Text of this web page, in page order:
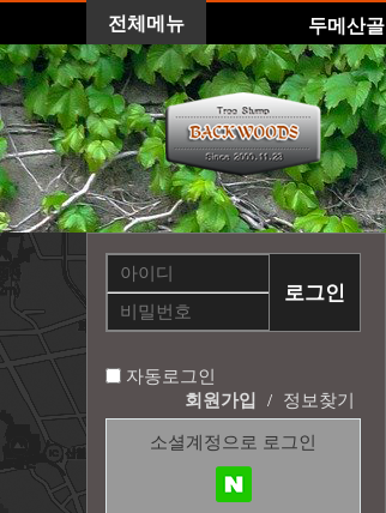
전체메뉴 두메산골
자동로그인
회원가입
/ 정보찾기
소셜계정으로 로그인